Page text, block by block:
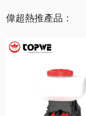
偉超熱推產品：